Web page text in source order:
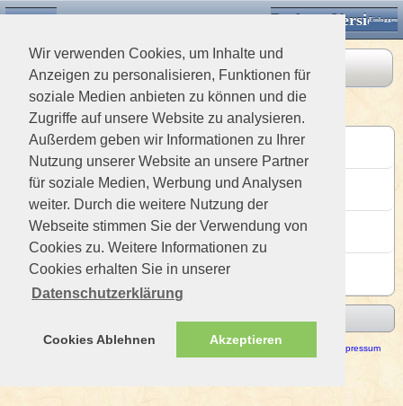
Wir verwenden Cookies, um Inhalte und
Anzeigen zu personalisieren, Funktionen für
soziale Medien anbieten zu können und die
Zugriffe auf unsere Website zu analysieren.
Außerdem geben wir Informationen zu Ihrer
Nutzung unserer Website an unsere Partner
für soziale Medien, Werbung und Analysen
weiter. Durch die weitere Nutzung der
Webseite stimmen Sie der Verwendung von
Cookies zu. Weitere Informationen zu
Cookies erhalten Sie in unserer
Datenschutzerklärung
Cookies Ablehnen Akzeptieren
Desktop VersionEinloggen
Board Letzte Beiträge
Allgemeines Forum
Neuvorstellungen
Letzter Beitrag 3 Stunden von versteckt
Rund ums Forum
Letzter Beitrag 2 Stunden von versteckt
Gewinnspiele & Wettbewerbe
Letzter Beitrag 144 Wochen von versteckt
Dies & Das
Zeige Untergeordnete Boards
Datenschutzerklärung Impressum